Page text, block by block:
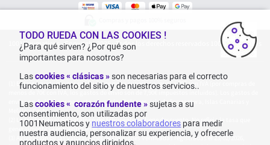
l
1001Neumaticos - Copyright 2025 - Todos los derechos reservados 1001Neumaticos
Entrega gratuita: por cualquier compra superior o igual a 70€ con IVA (por compras de
menos de 70€ con IVA, los gastos de envío son de 7,90€ impuestos incluidos). Los gastos de
envío son de 120€ por paquete, para Islas Baleares, Isla de Formentera, Islas Canarias y
Melilla y Ceuta.
La tarifa actual del catálogo del fabricante no tiene descuento. No refleja la tasa que
generalmente se encuentra en el sitio web.
Agregación de las valoraciones de Opiniones Verificadas registradas el 23/02/2026,
TODO RUEDA CON LAS COOKIES !
¿Para qué sirven? ¿Por qué son
importantes para nosotros?
Lascookies « clásicas »son necesarias para el correcto
funcionamiento del sitio y de nuestros servicios..
Lascookies « corazón fundente » sujetas a su
consentimiento, son utilizadas por
1001Neumaticos y nuestros colaboradores para medir
nuestra audiencia, personalizar su experiencia, y ofrecerle
productos y anuncios dirigidos.